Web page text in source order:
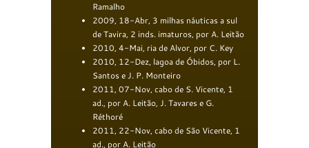
Ramalho
2009, 18-Abr, 3 milhas náuticas a sul
de Tavira, 2 inds. imaturos, por A. Leitão
2010, 4-Mai, ria de Alvor, por C. Key
2010, 12-Dez, lagoa de Óbidos, por L.
Santos e J. P. Monteiro
2011, 07-Nov, cabo de S. Vicente, 1
ad., por A. Leitão, J. Tavares e G.
Réthoré
2011, 22-Nov, cabo de São Vicente, 1
ad., por A. Leitão